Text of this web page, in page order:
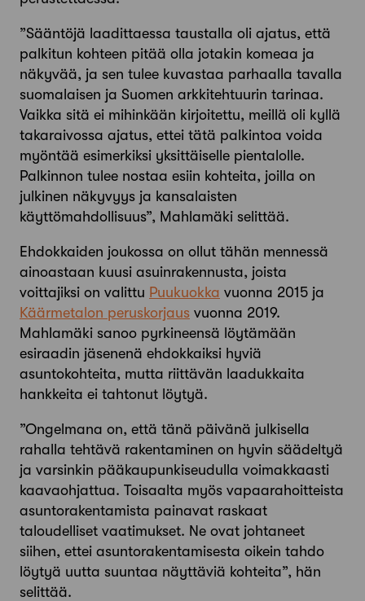
”Sääntöjä laadittaessa taustalla oli ajatus, että
palkitun kohteen pitää olla jotakin komeaa ja
näkyvää, ja sen tulee kuvastaa parhaalla tavalla
suomalaisen ja Suomen arkkitehtuurin tarinaa.
Vaikka sitä ei mihinkään kirjoitettu, meillä oli kyllä
takaraivossa ajatus, ettei tätä palkintoa voida
myöntää esimerkiksi yksittäiselle pientalolle.
Palkinnon tulee nostaa esiin kohteita, joilla on
julkinen näkyvyys ja kansalaisten
käyttömahdollisuus”, Mahlamäki selittää.
Ehdokkaiden joukossa on ollut tähän mennessä
ainoastaan kuusi asuinrakennusta, joista
voittajiksi on valittu Puukuokka vuonna 2015 ja
Käärmetalon peruskorjaus vuonna 2019.
Mahlamäki sanoo pyrkineensä löytämään
esiraadin jäsenenä ehdokkaiksi hyviä
asuntokohteita, mutta riittävän laadukkaita
hankkeita ei tahtonut löytyä.
”Ongelmana on, että tänä päivänä julkisella
rahalla tehtävä rakentaminen on hyvin säädeltyä
ja varsinkin pääkaupunkiseudulla voimakkaasti
kaavaohjattua. Toisaalta myös vapaarahoitteista
asuntorakentamista painavat raskaat
taloudelliset vaatimukset. Ne ovat johtaneet
siihen, ettei asunto­rakentamisesta oikein tahdo
löytyä uutta suuntaa näyttäviä kohteita”, hän
selittää.